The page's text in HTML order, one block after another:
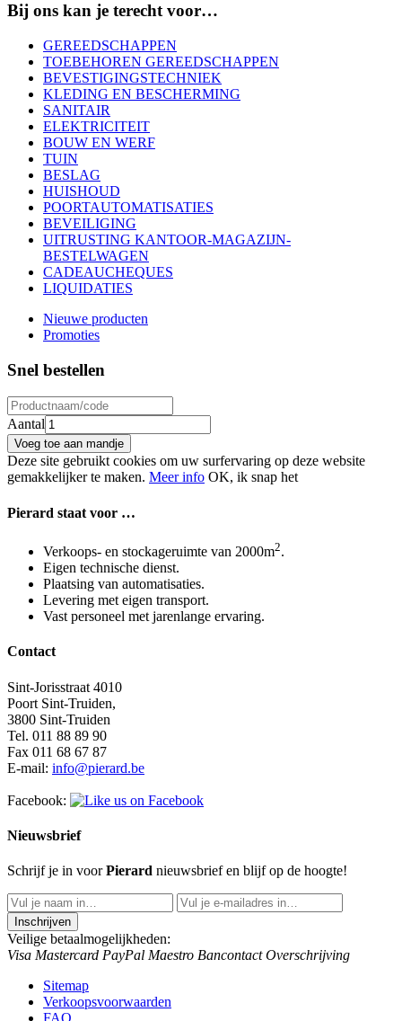
Bij ons kan je terecht voor…
GEREEDSCHAPPEN
TOEBEHOREN GEREEDSCHAPPEN
BEVESTIGINGSTECHNIEK
KLEDING EN BESCHERMING
SANITAIR
ELEKTRICITEIT
BOUW EN WERF
TUIN
BESLAG
HUISHOUD
POORTAUTOMATISATIES
BEVEILIGING
UITRUSTING KANTOOR-MAGAZIJN-
BESTELWAGEN
CADEAUCHEQUES
LIQUIDATIES
Nieuwe producten
Promoties
Snel bestellen
Aantal
Voeg toe aan mandje
Deze site gebruikt cookies om uw surfervaring op deze website
gemakkelijker te maken. Meer info OK, ik snap het
Pierard staat voor …
Verkoops- en stockageruimte van 2000m2.
Eigen technische dienst.
Plaatsing van automatisaties.
Levering met eigen transport.
Vast personeel met jarenlange ervaring.
Contact
Sint-Jorisstraat 4010
Poort Sint-Truiden,
3800 Sint-Truiden
Tel. 011 88 89 90
Fax 011 68 67 87
E-mail: info@pierard.be
Facebook:
Nieuwsbrief
Schrijf je in voorPierard nieuwsbrief en blijf op de hoogte!
Veilige betaalmogelijkheden:
Visa Mastercard PayPal Maestro Bancontact Overschrijving
Sitemap
Verkoopsvoorwaarden